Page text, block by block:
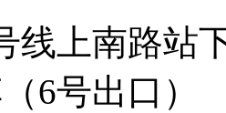
线上南路站
6号出口）